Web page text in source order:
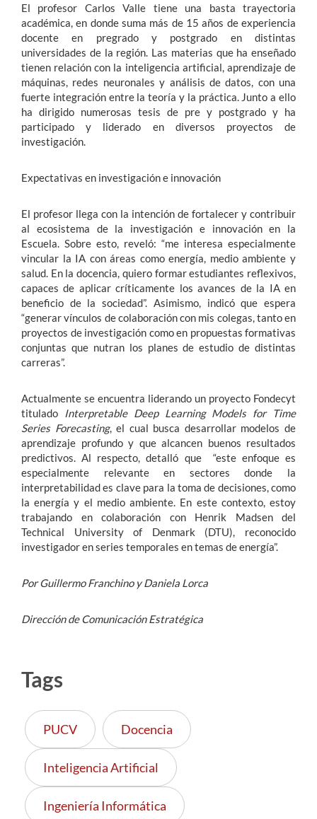
El profesor Carlos Valle tiene una basta trayectoria
académica, en donde suma más de 15 años de experiencia
docente en pregrado y postgrado en distintas
universidades de la región. Las materias que ha enseñado
tienen relación con la inteligencia artificial, aprendizaje de
máquinas, redes neuronales y análisis de datos, con una
fuerte integración entre la teoría y la práctica. Junto a ello
ha dirigido numerosas tesis de pre y postgrado y ha
participado y liderado en diversos proyectos de
investigación.
Expectativas en investigación e innovación
El profesor llega con la intención de fortalecer y contribuir
al ecosistema de la investigación e innovación en la
Escuela. Sobre esto, reveló: “me interesa especialmente
vincular la IA con áreas como energía, medio ambiente y
salud. En la docencia, quiero formar estudiantes reflexivos,
capaces de aplicar críticamente los avances de la IA en
beneficio de la sociedad”. Asimismo, indicó que espera
“generar vínculos de colaboración con mis colegas, tanto en
proyectos de investigación como en propuestas formativas
conjuntas que nutran los planes de estudio de distintas
carreras”.
Actualmente se encuentra liderando un proyecto Fondecyt
titulado
Interpretable Deep Learning Models for Time
Series Forecasting, el cual busca desarrollar modelos de
aprendizaje profundo y que alcancen buenos resultados
predictivos. Al respecto, detalló que “este enfoque es
especialmente relevante en sectores donde la
interpretabilidad es clave para la toma de decisiones, como
la energía y el medio ambiente. En este contexto, estoy
trabajando en colaboración con Henrik Madsen del
Technical University of Denmark (DTU), reconocido
investigador en series temporales en temas de energía”.
Por Guillermo Franchino y Daniela Lorca
Dirección de Comunicación Estratégica
Tags
PUCV Docencia
Inteligencia Artificial
Ingeniería Informática